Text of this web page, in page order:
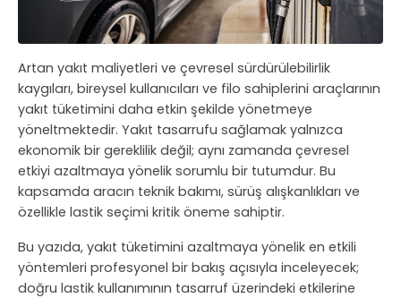
Artan yakıt maliyetleri ve çevresel sürdürülebilirlik
kaygıları, bireysel kullanıcıları ve filo sahiplerini araçlarının
yakıt tüketimini daha etkin şekilde yönetmeye
yöneltmektedir. Yakıt tasarrufu sağlamak yalnızca
ekonomik bir gereklilik değil; aynı zamanda çevresel
etkiyi azaltmaya yönelik sorumlu bir tutumdur. Bu
kapsamda aracın teknik bakımı, sürüş alışkanlıkları ve
özellikle lastik seçimi kritik öneme sahiptir.
Bu yazıda, yakıt tüketimini azaltmaya yönelik en etkili
yöntemleri profesyonel bir bakış açısıyla inceleyecek;
doğru lastik kullanımının tasarruf üzerindeki etkilerine